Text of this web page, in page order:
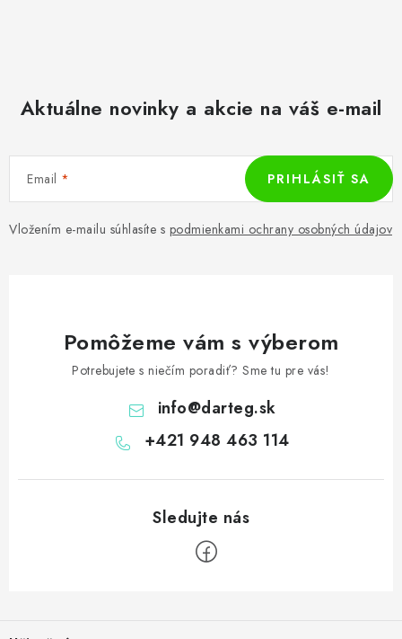
Aktuálne novinky a akcie na váš e-mail
Email
Vložením e-mailu súhlasíte s podmienkami ochrany osobných údajov
PRIHLÁSIŤ SA
Pomôžeme vám s výberom
Potrebujete s niečím poradiť? Sme tu pre vás!
info@darteg.sk
+421 948 463 114